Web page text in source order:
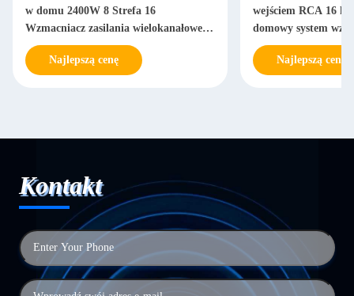
w domu 2400W 8 Strefa 16
Wzmacniacz zasilania wielokanałowego
w pokoju domowym
Najlepszą cenę
wejściem RCA 16
domowy system
Najlepszą cenę
Kontakt